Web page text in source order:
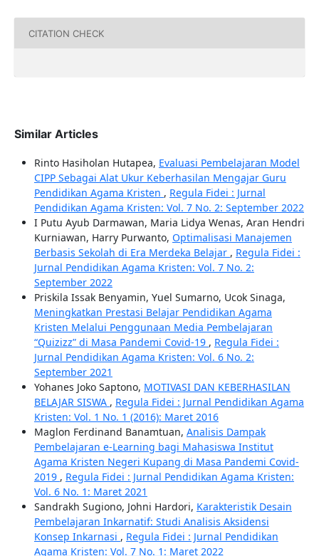
CITATION CHECK
Similar Articles
Rinto Hasiholan Hutapea, Evaluasi Pembelajaran Model
CIPP Sebagai Alat Ukur Keberhasilan Mengajar Guru
Pendidikan Agama Kristen , Regula Fidei : Jurnal
Pendidikan Agama Kristen: Vol. 7 No. 2: September 2022
I Putu Ayub Darmawan, Maria Lidya Wenas, Aran Hendri
Kurniawan, Harry Purwanto, Optimalisasi Manajemen
Berbasis Sekolah di Era Merdeka Belajar , Regula Fidei :
Jurnal Pendidikan Agama Kristen: Vol. 7 No. 2:
September 2022
Priskila Issak Benyamin, Yuel Sumarno, Ucok Sinaga,
Meningkatkan Prestasi Belajar Pendidikan Agama
Kristen Melalui Penggunaan Media Pembelajaran
“Quizizz” di Masa Pandemi Covid-19 , Regula Fidei :
Jurnal Pendidikan Agama Kristen: Vol. 6 No. 2:
September 2021
Yohanes Joko Saptono, MOTIVASI DAN KEBERHASILAN
BELAJAR SISWA , Regula Fidei : Jurnal Pendidikan Agama
Kristen: Vol. 1 No. 1 (2016): Maret 2016
Maglon Ferdinand Banamtuan, Analisis Dampak
Pembelajaran e-Learning bagi Mahasiswa Institut
Agama Kristen Negeri Kupang di Masa Pandemi Covid-
2019 , Regula Fidei : Jurnal Pendidikan Agama Kristen:
Vol. 6 No. 1: Maret 2021
Sandrakh Sugiono, Johni Hardori, Karakteristik Desain
Pembelajaran Inkarnatif: Studi Analisis Aksidensi
Konsep Inkarnasi , Regula Fidei : Jurnal Pendidikan
Agama Kristen: Vol. 7 No. 1: Maret 2022